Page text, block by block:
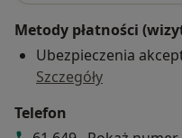
Metody płatności
Ubezpieczenia
Szczegóły
Telefon